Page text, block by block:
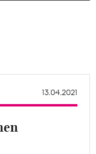
13.04.2021